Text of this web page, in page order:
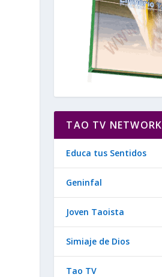
TAO TV NETWORK
Educa tus Sentidos
Geninfal
Joven Taoista
Simiaje de Dios
Tao TV